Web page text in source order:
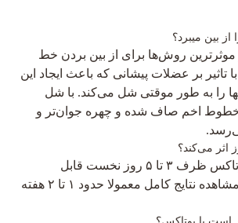
از بین میبرد؟
موثرترین روش‌ها برای از بین بردن خط
تاثیر بر عضلات پیشانی که باعث ایجاد این
را به طور موقتی شل می‌کند. با شل
اخم صاف شده و چهره جوان‌تر و
اثر می‌کند؟
نتایج اولیه تزریق بوتاکس ظرف ۳ تا ۵ روز نخست قابل
مشاهده است، اما مشاهده نتایج کامل معمولا حدود ۱ تا ۲ هفته